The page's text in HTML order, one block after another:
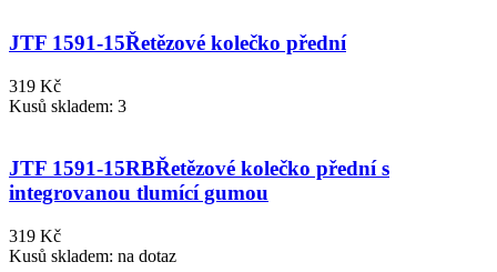
JTF 1591-15Řetězové kolečko přední
319 Kč
Kusů skladem: 3
JTF 1591-15RBŘetězové kolečko přední s
integrovanou tlumící gumou
319 Kč
Kusů skladem: na dotaz